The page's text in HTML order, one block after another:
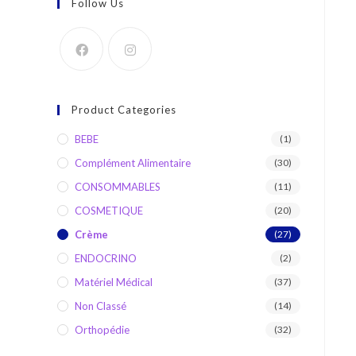
Follow Us
Product Categories
BEBE (1)
Complément Alimentaire (30)
CONSOMMABLES (11)
COSMETIQUE (20)
Crème (27)
ENDOCRINO (2)
Matériel Médical (37)
Non Classé (14)
Orthopédie (32)